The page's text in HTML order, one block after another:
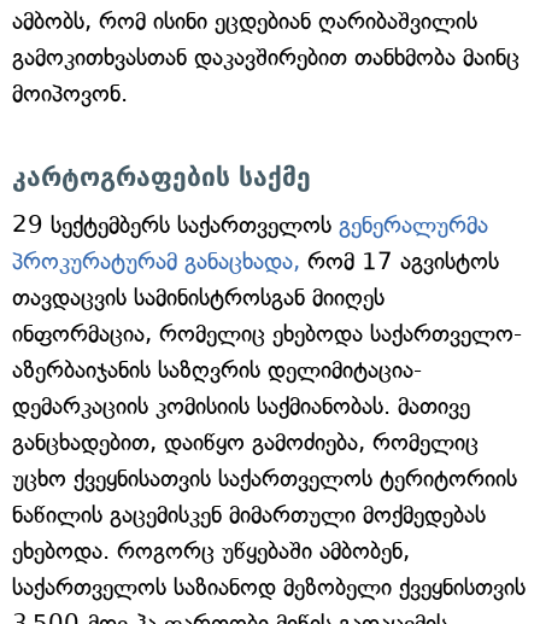
ამბობს, რომ ისინი ეცდებიან ღარიბაშვილის
გამოკითხვასთან დაკავშირებით თანხმობა მაინც
მოიპოვონ.
კარტოგრაფების საქმე
29 სექტემბერს საქართველოს გენერალურმა
პროკურატურამ განაცხადა, რომ 17 აგვისტოს
თავდაცვის სამინისტროსგან მიიღეს
ინფორმაცია, რომელიც ეხებოდა საქართველო-
აზერბაიჯანის საზღვრის დელიმიტაცია-
დემარკაციის კომისიის საქმიანობას. მათივე
განცხადებით, დაიწყო გამოძიება, რომელიც
უცხო ქვეყნისათვის საქართველოს ტერიტორიის
ნაწილის გაცემისკენ მიმართული მოქმედებას
ეხებოდა. როგორც უწყებაში ამბობენ,
საქართველოს საზიანოდ მეზობელი ქვეყნისთვის